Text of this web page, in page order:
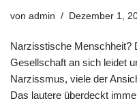
von admin Dezember 1,
Narzisstische Menschheit?
Gesellschaft an sich leidet
Narzissmus, viele der
Das lautere überdeckt